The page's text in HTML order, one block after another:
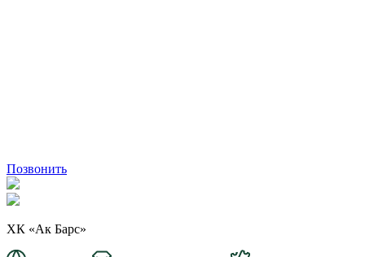
Позвонить
ХК «Ак Барс»